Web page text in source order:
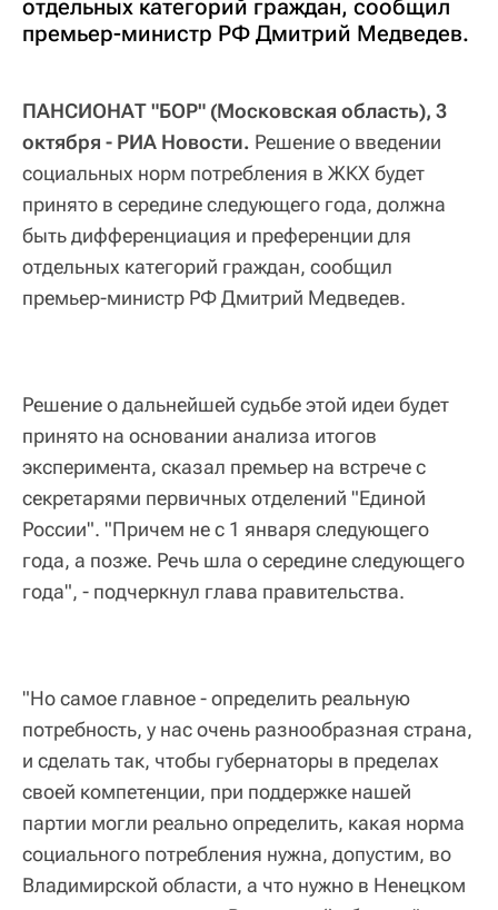
отдельных категорий граждан, сообщил
премьер-министр РФ Дмитрий Медведев.
ПАНСИОНАТ "БОР" (Московская область), 3
октября - РИА Новости. Решение о введении
социальных норм потребления в ЖКХ будет
принято в середине следующего года, должна
быть дифференциация и преференции для
отдельных категорий граждан, сообщил
премьер-министр РФ Дмитрий Медведев.
Решение о дальнейшей судьбе этой идеи будет
принято на основании анализа итогов
эксперимента, сказал премьер на встрече с
секретарями первичных отделений "Единой
России". "Причем не с 1 января следующего
года, а позже. Речь шла о середине следующего
года", - подчеркнул глава правительства.
"Но самое главное - определить реальную
потребность, у нас очень разнообразная страна,
и сделать так, чтобы губернаторы в пределах
своей компетенции, при поддержке нашей
партии могли реально определить, какая норма
социального потребления нужна, допустим, во
Владимирской области, а что нужно в Ненецком